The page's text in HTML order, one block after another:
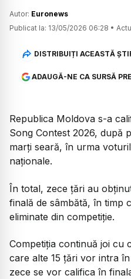
Autor: Euronews
Publicat la: 13/05/2026 06:28 •
DISTRIBUIȚI ACEASTĂ
ADAUGĂ-NE CA SURSĂ
Republica Moldova s-a
Song Contest 2026, după
marți seară, în urma
naționale.
În total, zece țări au
finală de sâmbătă, în timp
eliminate din competiție.
Competiția continuă joi cu
care alte 15 țări vor intra
zece se vor califica în